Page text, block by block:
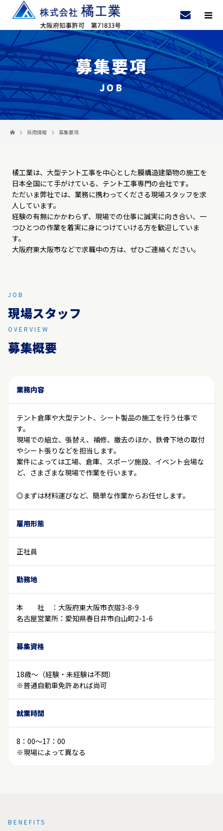
募集要項
JOB
採用情報 募集要項
橘工業は、大型テント工事を中心とした膜構造建築物の施工を
日本全国にて手がけている、テント工事専門の会社です。
ただいま弊社では、業務に携わってくださる現場スタッフを求
人しています。
経験の有無にかかわらず、現場での仕事に誠実に向き合い、一
つひとつの作業を着実に身につけていける方を歓迎していま
す。
大阪府東大阪市などで求職中の方は、ぜひご連絡ください。
JOB
現場スタッフ
OVERVIEW
募集概要
業務内容
テント倉庫や大型テント、シート製品の施工を行う仕事で
す。
現場での組立、張替え、補修、撤去のほか、鉄骨下地の取付
やシート張りなどを担当します。
案件によっては工場、倉庫、スポーツ施設、イベント会場な
ど、さまざまな現場で作業を行います。
◎まずは材料運びなど、簡単な作業からお任せします。
雇用形態
正社員
勤務地
本 社 ：大阪府東大阪市衣摺3-8-9
名古屋営業所：愛知県春日井市白山町2-1-6
募集資格
18歳～（経験・未経験は不問）
※普通自動車免許あれば尚可
就業時間
8：00～17：00
※現場によって異なる
BENEFITS